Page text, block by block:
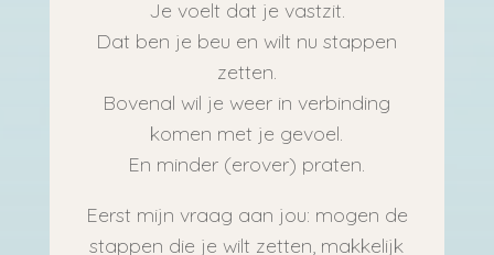
Je voelt dat je vastzit.
Dat ben je beu en wilt nu stappen
zetten.
Bovenal wil je weer in verbinding
komen met je gevoel.
En minder (erover) praten.
Eerst mijn vraag aan jou: mogen de
stappen die je wilt zetten, makkelijk